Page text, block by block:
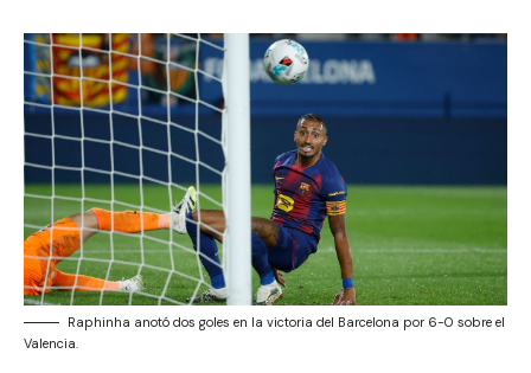
Raphinha anotó dos goles en la victoria del Barcelona por 6-0 sobre el
Valencia.